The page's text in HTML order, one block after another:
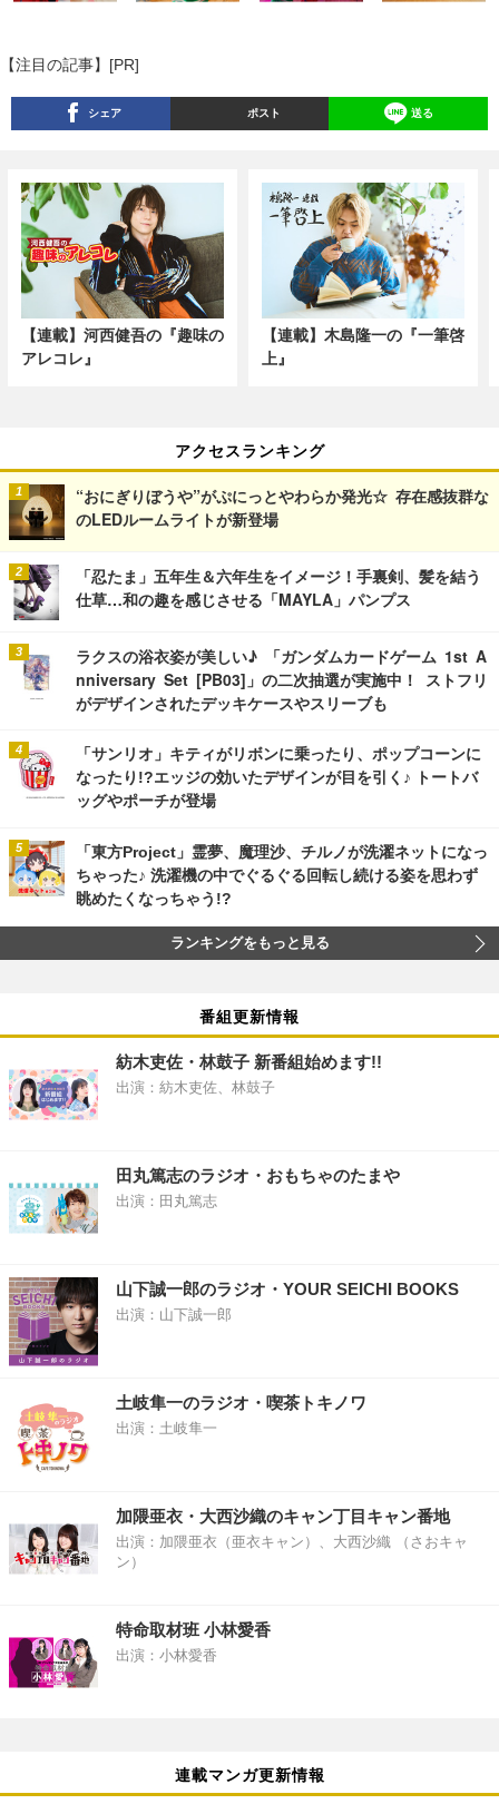
【注目の記事】[PR]
シェア ポスト 送る
【連載】河西健吾の『趣味の
アレコレ』
【連載】木島隆一の『一筆啓
上』
アクセスランキング
“おにぎりぼうや”がぷにっとやわらか発光☆ 存在感抜群な
のLEDルームライトが新登場
「忍たま」五年生＆六年生をイメージ！手裏剣、髪を結う
仕草…和の趣を感じさせる「MAYLA」パンプス
ラクスの浴衣姿が美しい♪ 「ガンダムカードゲーム 1st A
nniversary Set [PB03]」の二次抽選が実施中！ ストフリ
がデザインされたデッキケースやスリーブも
「サンリオ」キティがリボンに乗ったり、ポップコーンに
なったり!?エッジの効いたデザインが目を引く♪ トートバ
ッグやポーチが登場
「東方Project」霊夢、魔理沙、チルノが洗濯ネットになっ
ちゃった♪ 洗濯機の中でぐるぐる回転し続ける姿を思わず
眺めたくなっちゃう!?
ランキングをもっと見る
番組更新情報
紡木吏佐・林鼓子 新番組始めます!!
出演：紡木吏佐、林鼓子
田丸篤志のラジオ・おもちゃのたまや
出演：田丸篤志
山下誠一郎のラジオ・YOUR SEICHI BOOKS
出演：山下誠一郎
土岐隼一のラジオ・喫茶トキノワ
出演：土岐隼一
加隈亜衣・大西沙織のキャン丁目キャン番地
出演：加隈亜衣（亜衣キャン）、大西沙織 （さおキャ
ン）
特命取材班 小林愛香
出演：小林愛香
連載マンガ更新情報